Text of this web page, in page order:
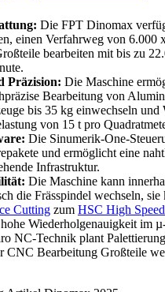
Die FPT Dinomax
einen Verfahrweg von 6.000
bearbeiten mit bis zu
Präzision: Die Maschine
Bearbeitung von
bis 35 kg einwechseln und
von 15 t pro
Die Sinumerik-One-
und ermöglicht eine
Infrastruktur.
Die Maschine kann
die Frässpindel wechseln, sie
Cutting zum HSC High
Wiederholgenauigkeit im
NC-Technik plant
CNC Bearbeitung Großteile